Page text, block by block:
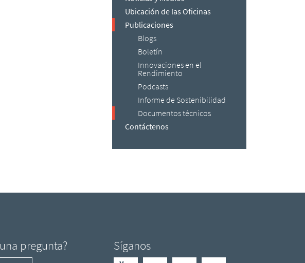
Ubicación de las Oficinas
Publicaciones
Blogs
Boletín
Innovaciones en el
Rendimiento
Podcasts
Informe de Sostenibilidad
Documentos técnicos
Contáctenos
pregunta? Síganos